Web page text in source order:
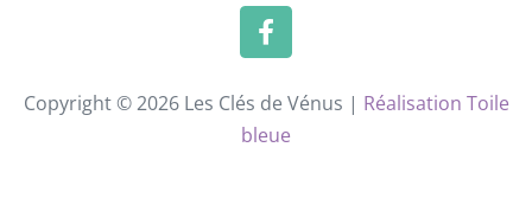
Copyright © 2026 Les Clés de Vénus | Réalisation Toile
bleue